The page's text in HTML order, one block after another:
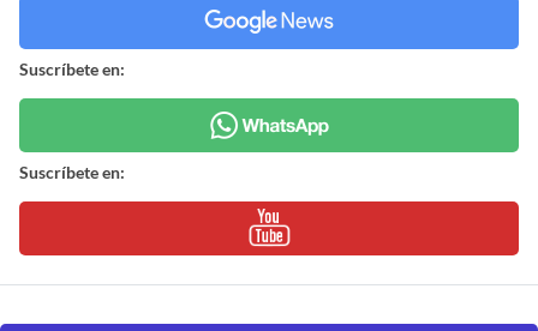
Suscríbete en:
Suscríbete en: